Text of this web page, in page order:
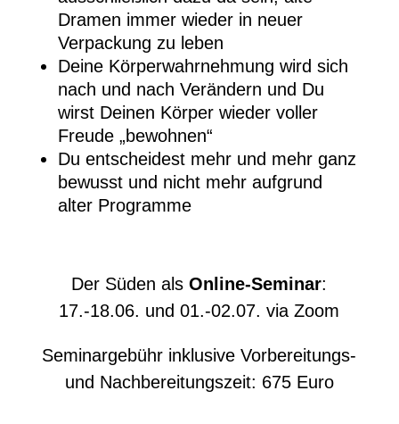
Dramen immer wieder in neuer
Verpackung zu leben
Deine Körperwahrnehmung wird sich
nach und nach Verändern und Du
wirst Deinen Körper wieder voller
Freude „bewohnen“
Du entscheidest mehr und mehr ganz
bewusst und nicht mehr aufgrund
alter Programme
Der Süden alsOnline-Seminar:
17.-18.06. und 01.-02.07. via Zoom
Seminargebühr inklusive Vorbereitungs-
und Nachbereitungszeit: 675 Euro